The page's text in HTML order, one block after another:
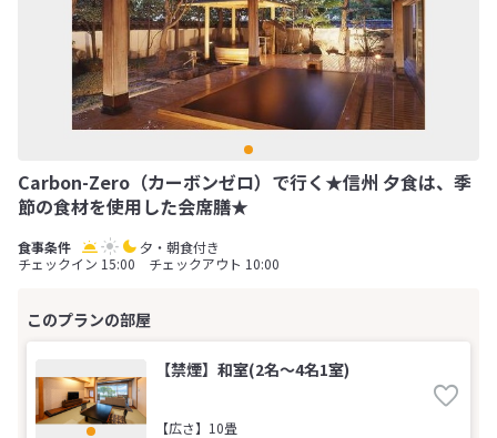
Carbon-Zero（カーボンゼロ）で行く★信州 夕食は、季
節の食材を使用した会席膳★
夕・朝食付き
チェックイン 15:00 チェックアウト 10:00
【禁煙】和室(2名～4名1室)
【広さ】10畳